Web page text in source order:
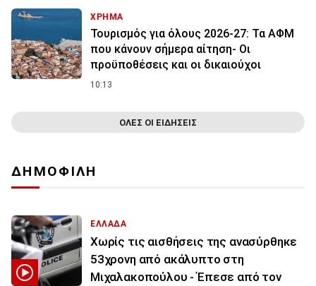
ΧΡΗΜΑ
Τουρισμός για όλους 2026-27: Τα ΑΦΜ
που κάνουν σήμερα αίτηση- Οι
προϋποθέσεις και οι δικαιούχοι
10:13
ΟΛΕΣ ΟΙ ΕΙΔΗΣΕΙΣ
ΔΗΜΟΦΙΛΗ
ΕΛΛΑΔΑ
Χωρίς τις αισθήσεις της ανασύρθηκε
53χρονη από ακάλυπτο στη
Μιχαλακοπούλου - Έπεσε από τον